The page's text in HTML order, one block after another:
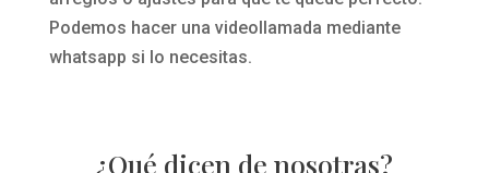
Podemos hacer una videollamada mediante
whatsapp si lo necesitas.
¿Qué dicen de nosotras?